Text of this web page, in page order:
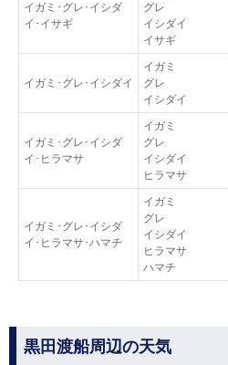
イガミ･グレ･イシダ
イ･イサギ
グレ
イシダイ
イサギ
イガミ･グレ･イシダイ
イガミ
グレ
イシダイ
イガミ･グレ･イシダ
イ･ヒラマサ
イガミ
グレ
イシダイ
ヒラマサ
イガミ･グレ･イシダ
イ･ヒラマサ･ハマチ
イガミ
グレ
イシダイ
ヒラマサ
ハマチ
黒田渡船周辺の天気